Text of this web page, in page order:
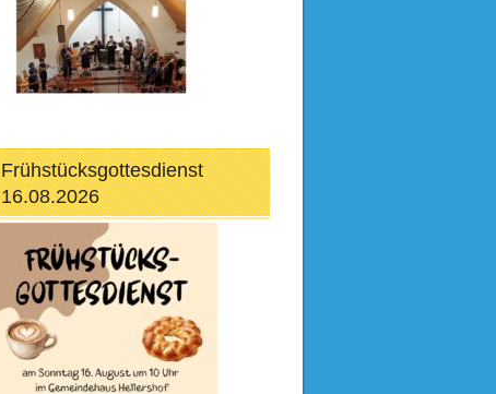
Frühstücksgottesdienst
16.08.2026